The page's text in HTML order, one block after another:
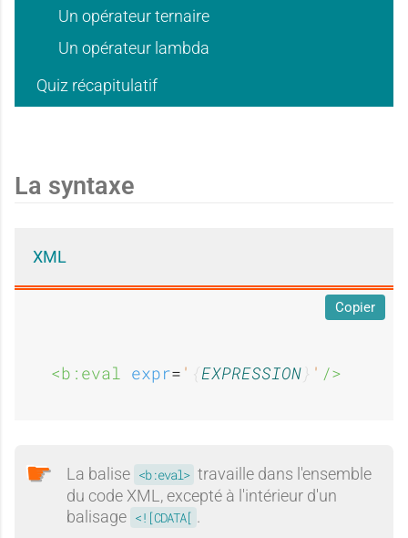
Un opérateur ternaire
Un opérateur lambda
Quiz récapitulatif
La syntaxe
XML
<b:eval expr= ' EXPRESSION ' />
Copier
La balise <b:eval> travaille dans l'ensemble
du code XML, excepté à l'intérieur d'un
balisage <![CDATA[ .